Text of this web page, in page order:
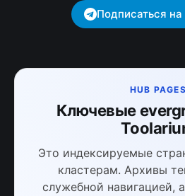
Подписаться на
HUB PAGES
Ключевые
Это индексируемые
кластерам. Архивы
служебной навигацией,